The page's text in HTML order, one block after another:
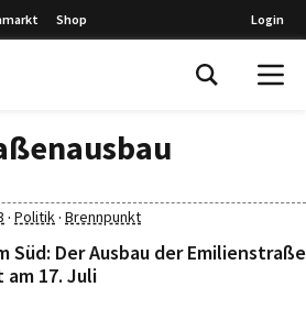
Shop Login
· Politik· Brennpunkt
Süd: Der Ausbau der Emilienstraße
17. Juli